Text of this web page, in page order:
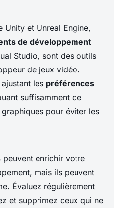
Unity et Unreal Engine,
de développement
Studio, sont des outils
de jeux vidéo.
les préférences
suffisamment de
pour éviter les
peuvent enrichir votre
mais ils peuvent
Évaluez régulièrement
et supprimez ceux qui ne